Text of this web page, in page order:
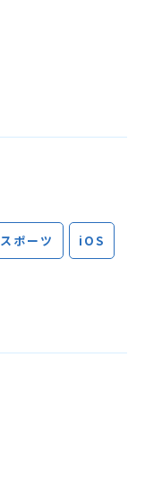
スポーツ iOS